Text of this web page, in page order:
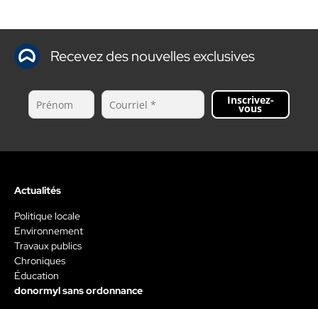
Recevez des nouvelles exclusives
Inscrivez-
vous
Actualités
Politique locale
Environnement
Travaux publics
Chroniques
Éducation
donormyl sans ordonnance